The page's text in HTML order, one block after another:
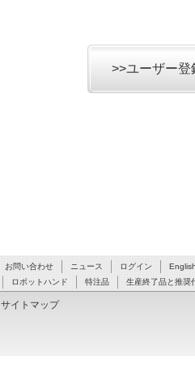
>>ユーザー
お問い合わせ ニュース ログイン
ロボットハンド 特注品 生産終了品と推奨
サイトマップ